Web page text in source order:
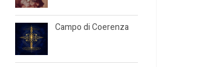
Campo di Coerenza